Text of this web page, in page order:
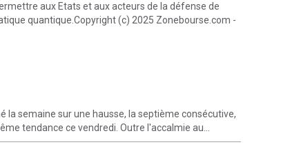
aux Etats et aux acteurs de la défense de
quantique.Copyright (c) 2025 Zonebourse.com -
la semaine sur une hausse, la septième consécutive,
tendance ce vendredi. Outre l'accalmie au...